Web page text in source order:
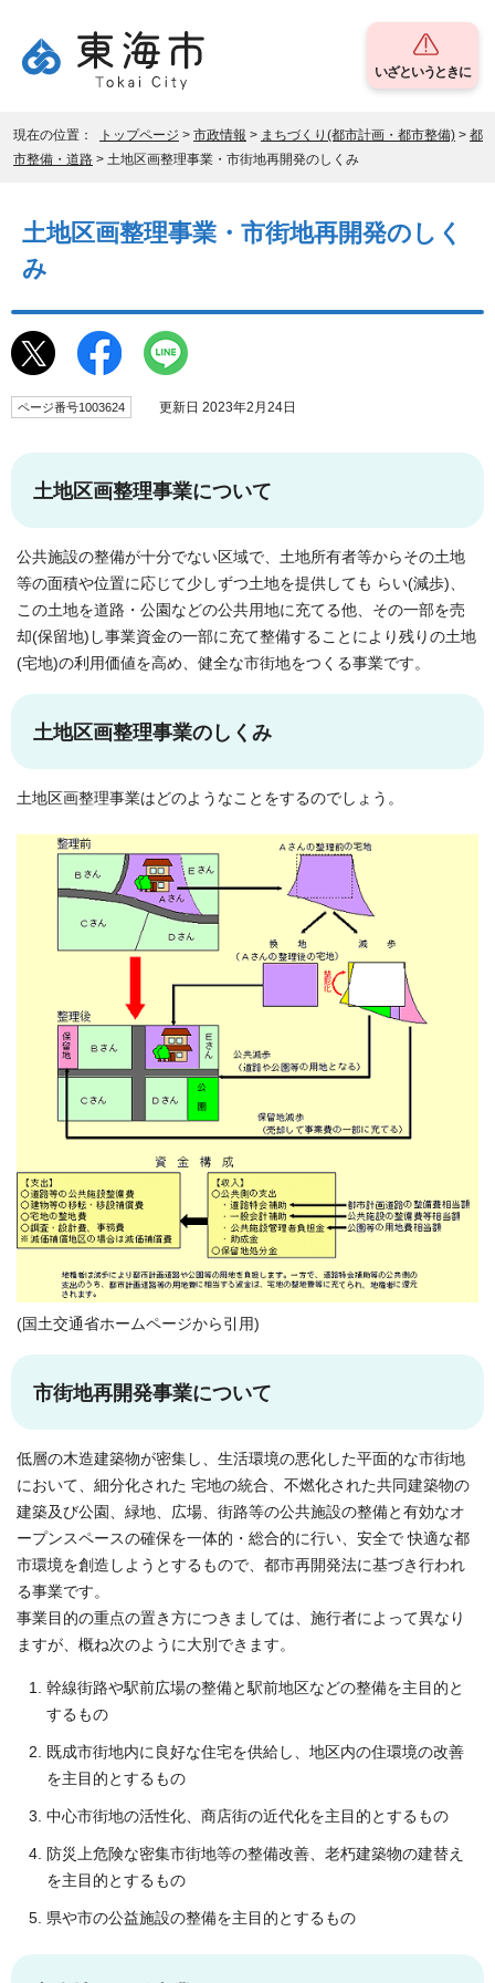
いざというときに
現在の位置： トップページ > 市政情報 > まちづくり(都市計画・都市整備) > 都
市整備・道路 > 土地区画整理事業・市街地再開発のしくみ
土地区画整理事業・市街地再開発のしく
み
ページ番号1003624 更新日 2023年2月24日
土地区画整理事業について
公共施設の整備が十分でない区域で、土地所有者等からその土地
等の面積や位置に応じて少しずつ土地を提供しても らい(減歩)、
この土地を道路・公園などの公共用地に充てる他、その一部を売
却(保留地)し事業資金の一部に充て整備することにより残りの土地
(宅地)の利用価値を高め、健全な市街地をつくる事業です。
土地区画整理事業のしくみ
土地区画整理事業はどのようなことをするのでしょう。
(国土交通省ホームページから引用)
市街地再開発事業について
低層の木造建築物が密集し、生活環境の悪化した平面的な市街地
において、細分化された 宅地の統合、不燃化された共同建築物の
建築及び公園、緑地、広場、街路等の公共施設の整備と有効なオ
ープンスペースの確保を一体的・総合的に行い、安全で 快適な都
市環境を創造しようとするもので、都市再開発法に基づき行われ
る事業です。
事業目的の重点の置き方につきましては、施行者によって異なり
ますが、概ね次のように大別できます。
幹線街路や駅前広場の整備と駅前地区などの整備を主目的と
するもの
既成市街地内に良好な住宅を供給し、地区内の住環境の改善
を主目的とするもの
中心市街地の活性化、商店街の近代化を主目的とするもの
防災上危険な密集市街地等の整備改善、老朽建築物の建替え
を主目的とするもの
県や市の公益施設の整備を主目的とするもの